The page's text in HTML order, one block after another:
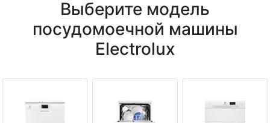
Выберите модель
посудомоечной машины
Electrolux